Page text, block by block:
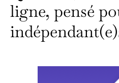
ligne, pensé